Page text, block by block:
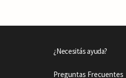
¿Necesitás ayuda?
Preguntas Frecuentes